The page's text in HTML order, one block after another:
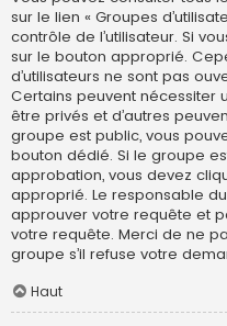
sur le lien « Groupes
contrôle de l’utilisateur. Si
sur le bouton approprié.
d’utilisateurs ne sont pas
Certains peuvent nécessiter
être privés et d’autres
groupe est public, vous
bouton dédié. Si le groupe
approbation, vous devez
approprié. Le responsable
approuver votre requête et
votre requête. Merci de ne
groupe s’il refuse votre
Haut